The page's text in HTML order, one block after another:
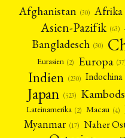
Afghanistan (30) Afrika
Asien-Pazifik (63)
Bangladesch (30)
Eurasien (2) Europa
Indien (230) Indochina
Japan (523)
Lateinamerika (2) Macau (4)
Myanmar (17) Naher